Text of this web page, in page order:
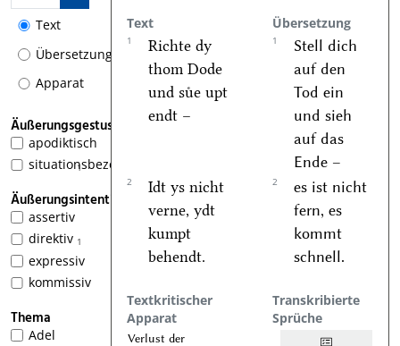
Text
Übersetzung
Apparat
Äußerungsgestus
apodiktisch
1
situationsbezogen
Äußerungsintention
assertiv
1
direktiv
expressiv
kommissiv
Thema
Adel
Text Übersetzung
1
Richte dy
thom Dode
und suͤe upt
endt –
1
Stell dich
auf den
Tod ein
und sieh
auf das
Ende –
2
Idt ys nicht
verne, ydt
kumpt
behendt.
2
es ist nicht
fern, es
kommt
schnell.
Textkritischer
Apparat
Transkribierte
Sprüche
Verlust der